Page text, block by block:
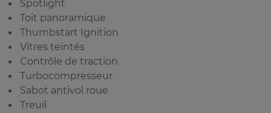
Spotlight
Toit panoramique
Thumbstart Ignition
Vitres teintés
Contrôle de traction
Turbocompresseur
Sabot antivol roue
Treuil